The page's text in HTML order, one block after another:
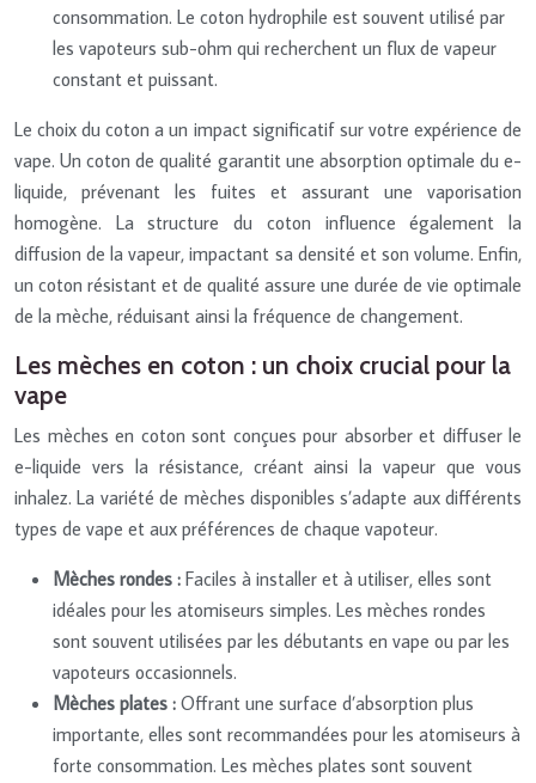
consommation. Le coton hydrophile est souvent utilisé par
les vapoteurs sub-ohm qui recherchent un flux de vapeur
constant et puissant.
Le choix du coton a un impact significatif sur votre expérience de
vape. Un coton de qualité garantit une absorption optimale du e-
liquide, prévenant les fuites et assurant une vaporisation
homogène. La structure du coton influence également la
diffusion de la vapeur, impactant sa densité et son volume. Enfin,
un coton résistant et de qualité assure une durée de vie optimale
de la mèche, réduisant ainsi la fréquence de changement.
Les mèches en coton : un choix crucial pour la
vape
Les mèches en coton sont conçues pour absorber et diffuser le
e-liquide vers la résistance, créant ainsi la vapeur que vous
inhalez. La variété de mèches disponibles s’adapte aux différents
types de vape et aux préférences de chaque vapoteur.
Mèches rondes : Faciles à installer et à utiliser, elles sont
idéales pour les atomiseurs simples. Les mèches rondes
sont souvent utilisées par les débutants en vape ou par les
vapoteurs occasionnels.
Mèches plates : Offrant une surface d’absorption plus
importante, elles sont recommandées pour les atomiseurs à
forte consommation. Les mèches plates sont souvent